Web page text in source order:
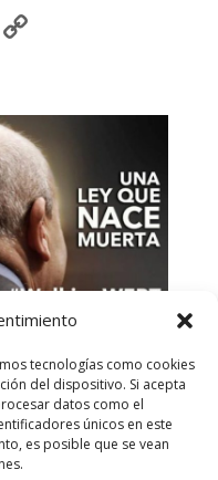
tecnologías como cookies
del dispositivo. Si acepta
datos como el
únicos en este
es posible que se vean
Telegram